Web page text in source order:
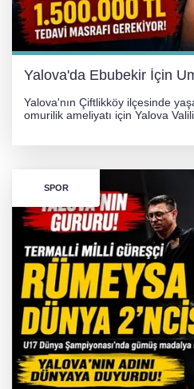
Yalova'da Ebubekir İçin
Yalova'nın Çiftlikköy ilçesinde
omurilik ameliyatı için Yalova
SPOR